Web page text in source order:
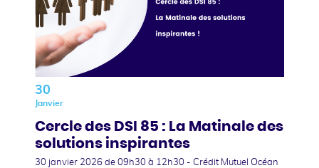
30
Janvier
Cercle des DSI 85 : La Matinale des
solutions inspirantes
30 janvier 2026 de 09h30 à 12h30 - Crédit Mutuel Océan